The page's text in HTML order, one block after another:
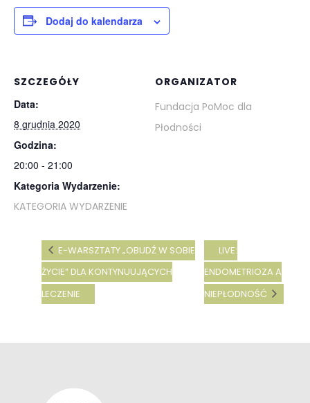
Dodaj do kalendarza
SZCZEGÓŁY
Data:
8 grudnia 2020
Godzina:
20:00 - 21:00
Kategoria Wydarzenie:
KATEGORIA WYDARZENIE
ORGANIZATOR
Fundacja PoMoc dla
Płodności
E-WARSZTATY „OBUDŹ W SOBIE
ŻYCIE” DLA KONTYNUUJĄCYCH
LECZENIE
LIVE:
ENDOMETRIOZA A
NIEPŁODNOŚĆ